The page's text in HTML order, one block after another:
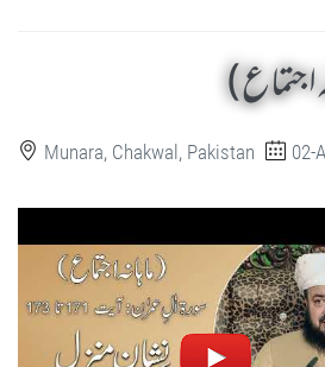
)
Munara, Chakwal, Pakistan 02-